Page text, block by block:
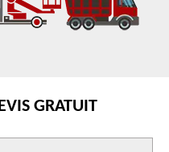
GRATUIT